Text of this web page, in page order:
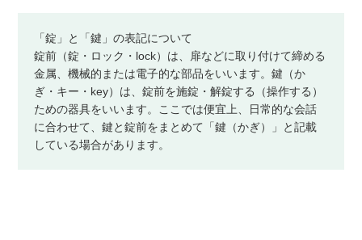
「錠」と「鍵」の表記について
錠前（錠・ロック・lock）は、扉などに取り付けて締める
金属、機械的または電子的な部品をいいます。鍵（か
ぎ・キー・key）は、錠前を施錠・解錠する（操作する）
ための器具をいいます。ここでは便宜上、日常的な会話
に合わせて、鍵と錠前をまとめて「鍵（かぎ）」と記載
している場合があります。